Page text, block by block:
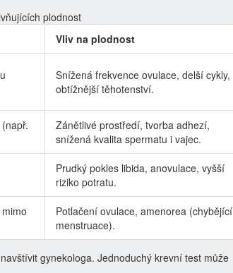
plodnost
Vliv na plodnost
Snížená frekvence ovulace, delší cykly,
obtížnější těhotenství.
Zánětlivé prostředí, tvorba adhezí,
snížená kvalita spermatu i vajec.
Prudký pokles libida, anovulace, vyšší
riziko potratu.
Potlačení ovulace, amenorea (chybějící
menstruace).
gynekologa. Jednoduchý krevní test může